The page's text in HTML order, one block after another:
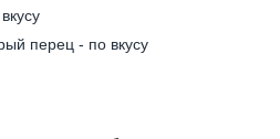
перец - по вкусу